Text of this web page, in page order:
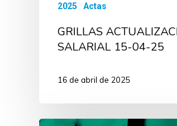
2025 Actas
GRILLAS
SALARIAL 15-04-25
16 de abril de 2025